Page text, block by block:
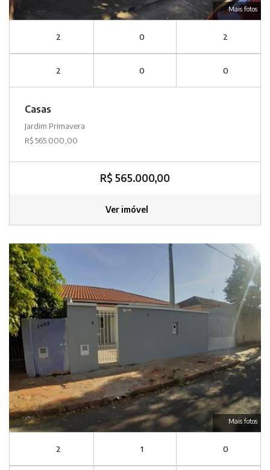
Mais fotos
2 0 2
2 0 0
Casas
Jardim Primavera
R$ 565.000,00
R$ 565.000,00
Ver imóvel
Mais fotos
2 1 0